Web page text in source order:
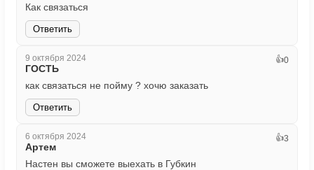
Как связаться
Ответить
9 октября 2024
ГОСТЬ
👍0
как связаться не пойму ? хочю заказать
Ответить
6 октября 2024
Артем
👍3
Настен вы сможете выехать в Губкин